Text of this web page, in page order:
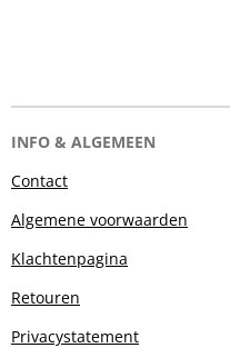
INFO & ALGEMEEN
Contact
Algemene voorwaarden
Klachtenpagina
Retouren
Privacystatement